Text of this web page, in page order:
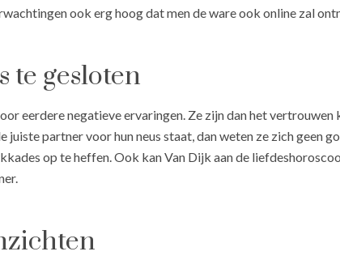
ook erg hoog dat men de ware ook online zal
te gesloten
eerdere negatieve ervaringen. Ze zijn dan het
juiste partner voor hun neus staat, dan weten ze zich geen
op te heffen. Ook kan Van Dijk aan de